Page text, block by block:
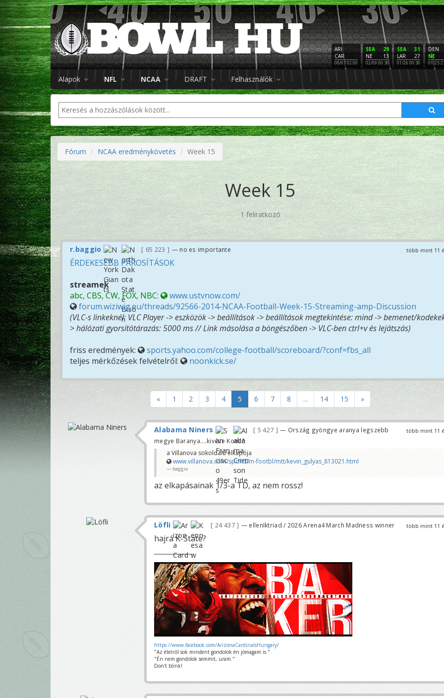
ARI
CAR
08/07 02:00
29
SEA
13
NE
02/09 00:30
31
SEA
27
LAR
01/26 00:30
DEN
NE
01/25
Alapok NFL NCAA DRAFT Felhasználók
Fórum NCAA eredménykövetés Week 15
Week 15
1 feliratkozó
több mint 11
r.baggio 65 223 — no es importante
ÉRDEKESEBB PÁROSÍTÁSOK
streamek
abc, CBS, CW, FOX, NBC:
www.ustvnow.com/
forum.wiziwig.eu/threads/92566-2014-NCAA-Football-Week-15-Streaming-amp-Discussion
(VLC-s linkeknél: VLC Player -> eszközök -> beállítások -> beállítások megtekintése: mind -> bemenet/
> hálózati gyorsítótárazás: 5000 ms // Link másolása a böngészőben -> VLC-ben ctrl+v és lejátszás)
friss eredmények:
sports.yahoo.com/college-football/scoreboard/?conf=fbs_all
teljes mérkőzések felvételről:
noonkick.se/
« 1 2 3 4 5 6 7 8 ... 14 15 »
több mint 11
Alabama Niners 5 427
— Ország gyöngye aranya legszebb
megye Baranya....kivéve Komló
a Villanova sokoldalú elkapója
www.villanova.com/sports/m-footbl/mtt/kevin_gulyas_813021.html
baggio
az elkapásainak 1/3-a TD, az nem rossz!
több mint 11
Löfli 24 437 — ellenIktriad / 2026 Arena4 March Madness winner
hajrá K-State?
https://www.facebook.com/ArizonaCardinalsHungary/
"Az életről sok mindent gondolok én jómagam is."
"Én nem gondolok semmit, uram."
Don't blink!